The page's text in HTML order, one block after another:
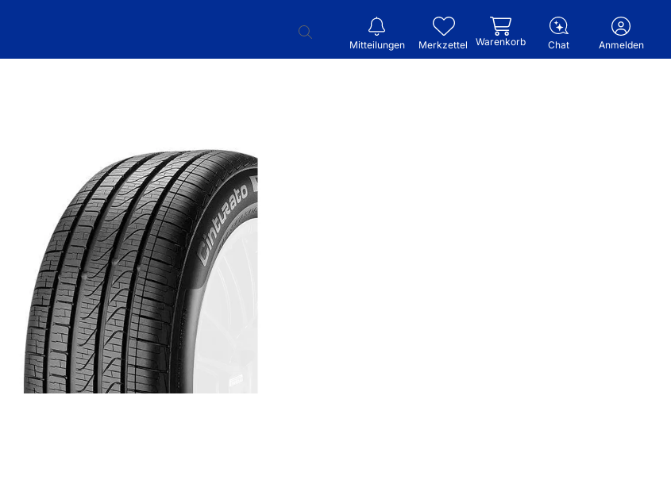
Mitteilungen Merkzettel Warenkorb Chat Anmelden